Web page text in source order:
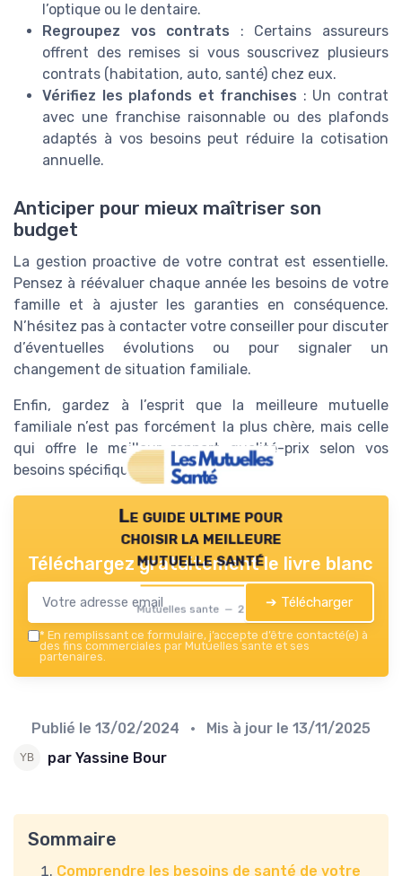
l’optique ou le dentaire.
Regroupez vos contrats : Certains assureurs
offrent des remises si vous souscrivez plusieurs
contrats (habitation, auto, santé) chez eux.
Vérifiez les plafonds et franchises : Un contrat
avec une franchise raisonnable ou des plafonds
adaptés à vos besoins peut réduire la cotisation
annuelle.
Anticiper pour mieux maîtriser son
budget
La gestion proactive de votre contrat est essentielle.
Pensez à réévaluer chaque année les besoins de votre
famille et à ajuster les garanties en conséquence.
N’hésitez pas à contacter votre conseiller pour discuter
d’éventuelles évolutions ou pour signaler un
changement de situation familiale.
Enfin, gardez à l’esprit que la meilleure mutuelle
familiale n’est pas forcément la plus chère, mais celle
qui offre le meilleur rapport qualité-prix selon vos
besoins spécifiques.
Le guide ultime pour
choisir la meilleure
mutuelle santé
Mutuelles sante — 2026
Téléchargez gratuitement le livre blanc
➔ Télécharger
* En remplissant ce formulaire, j’accepte d’être contacté(e) à
des fins commerciales par Mutuelles sante et ses
partenaires.
Publié le 13/02/2024 • Mis à jour le 13/11/2025
par Yassine Bour
Sommaire
Comprendre les besoins de santé de votre